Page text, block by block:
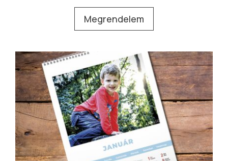
Megrendelem